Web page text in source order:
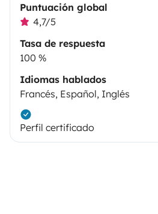
Puntuación global
4,7/5
Tasa de respuesta
100 %
Idiomas hablados
Francés, Español, Inglés
Perfil certificado